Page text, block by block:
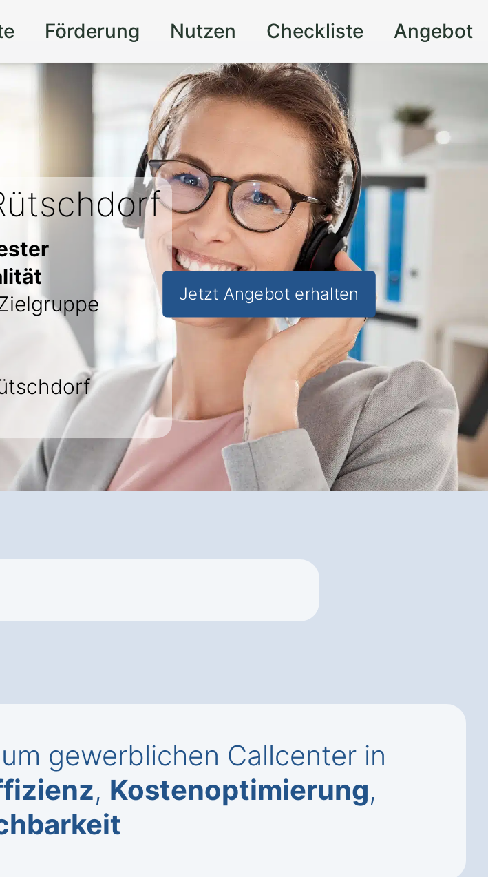
Förderung Nutzen Checkliste Angebot
Jetzt Angebot erhalten
gewerblichen Callcenter in
, Kostenoptimierung,